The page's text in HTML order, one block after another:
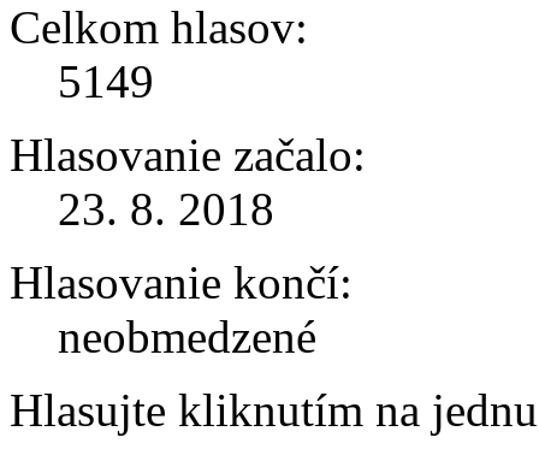
Celkom hlasov:
5149
Hlasovanie začalo:
23. 8. 2018
Hlasovanie končí:
neobmedzené
Hlasujte kliknutím na